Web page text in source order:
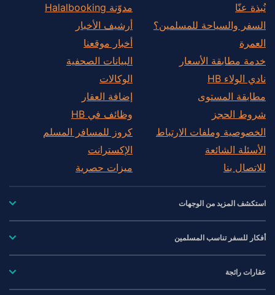
نُبذة عنّا
السفر والسياحة للمسلمين؟
العمرة
خدمة مطابقة الأسعار
نادي الولاء HB
مطابقة المستوى
شروط الحجز
الخصوصية وملفات الارتباط
الأسئلة الشائعة
للاتصال بنا
مدوّنة Halalbooking
أرشيف الأخبار
أخبار موقعنا
البيانات الصحفية
الوكالات
إضافة العقار
وظائف في HB
كروز للمسافر المسلم
الإكسترانت
ميزات حصرية
استكشف المزيد من الوجهات
أفكار للسفر تناسب المسلمين
عقارات رائجة